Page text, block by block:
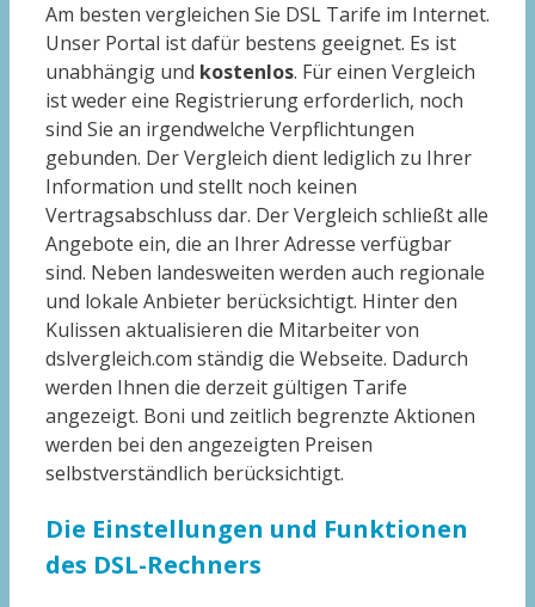
Am besten vergleichen Sie DSL Tarife im Internet.
Unser Portal ist dafür bestens geeignet. Es ist
unabhängig und kostenlos. Für einen Vergleich
ist weder eine Registrierung erforderlich, noch
sind Sie an irgendwelche Verpflichtungen
gebunden. Der Vergleich dient lediglich zu Ihrer
Information und stellt noch keinen
Vertragsabschluss dar. Der Vergleich schließt alle
Angebote ein, die an Ihrer Adresse verfügbar
sind. Neben landesweiten werden auch regionale
und lokale Anbieter berücksichtigt. Hinter den
Kulissen aktualisieren die Mitarbeiter von
dslvergleich.com ständig die Webseite. Dadurch
werden Ihnen die derzeit gültigen Tarife
angezeigt. Boni und zeitlich begrenzte Aktionen
werden bei den angezeigten Preisen
selbstverständlich berücksichtigt.
Die Einstellungen und Funktionen
des DSL-Rechners